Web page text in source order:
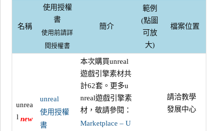
名稱
使用授權
書
使用前請詳
閱授權書
簡介
範例
(點圖
可放
大)
檔案位置
unrea
l new
unreal
使用授權
書
本次購買unreal
遊戲引擎素材共
計62套。更多u
nreal遊戲引擎素
材，敬請參閱：
Marketplace – U
請洽教學
發展中心